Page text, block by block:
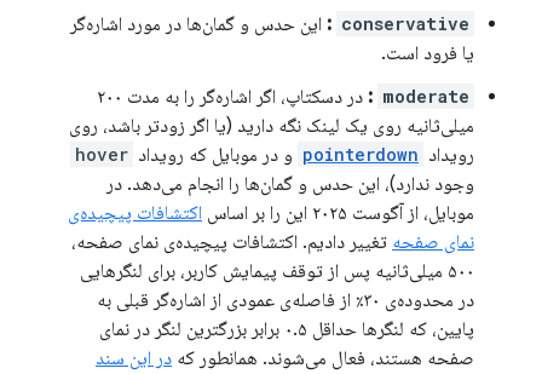
conservative
: این حدس و گمان‌ها در مورد اشاره‌گر
یا فرود است.
moderate
:
در دسکتاپ، اگر اشاره‌گر را به مدت ۲۰۰
میلی‌ثانیه روی یک لینک نگه دارید (یا اگر زودتر باشد، روی
رویداد pointerdown و در موبایل که رویداد hover
وجود ندارد)، این حدس و گمان‌ها را انجام می‌دهد. در
موبایل، از آگوست ۲۰۲۵ این را بر اساس
اکتشافات پیچیده‌ی
نمای صفحه تغییر دادیم. اکتشافات پیچیده‌ی نمای صفحه،
۵۰۰ میلی‌ثانیه پس از توقف پیمایش کاربر، برای لنگرهایی
در محدوده‌ی ۳۰٪ از فاصله‌ی عمودی از اشاره‌گر قبلی به
پایین، که لنگرها حداقل ۰.۵ برابر بزرگترین لنگر در نمای
صفحه هستند، فعال می‌شوند. همانطور که در این سند